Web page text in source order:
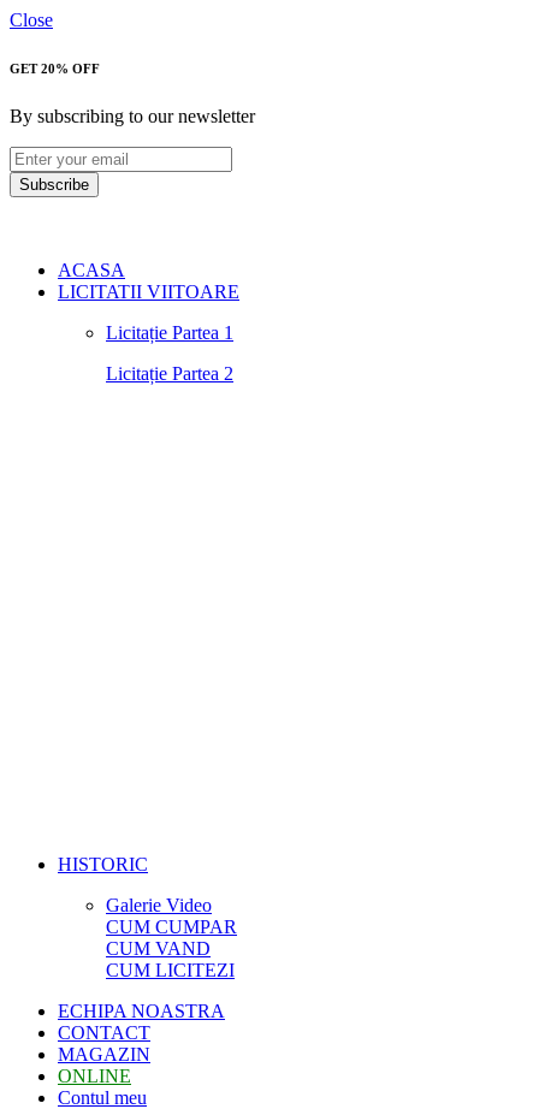
Close
GET 20% OFF
By subscribing to our newsletter
Subscribe
ACASA
LICITATII VIITOARE
Licitație Partea 1
Licitație Partea 2
HISTORIC
Galerie Video
CUM CUMPAR
CUM VAND
CUM LICITEZI
ECHIPA NOASTRA
CONTACT
MAGAZIN
ONLINE
Contul meu